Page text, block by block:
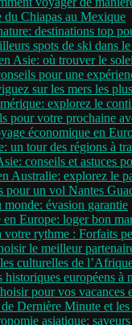
du Chiapas au Mexique
destinations top
spots de ski dans
Asie: où trouver le
pour une
sur les mers les
explorez le
pour votre prochaine
économique en
un tour des régions à
conseils et astuces
Australie: explorez le
pour un vol Nantes
évasion garantie
en Europe: loger bon
votre rythme : Forfaits
le meilleur
culturelles de
européens à
pour vos vacances
Dernière Minute et
asiatique: